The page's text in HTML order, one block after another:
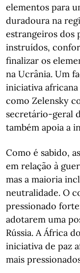
elementos para
duradoura na
estrangeiros dos
instruídos,
finalizar os
na Ucrânia. Um
iniciativa
como Zelensky
secretário-geral
também apoia a
Como é sabido,
em relação à
mas a maioria
neutralidade. O
pressionado
adotarem uma
Rússia. A África
iniciativa de paz
mais